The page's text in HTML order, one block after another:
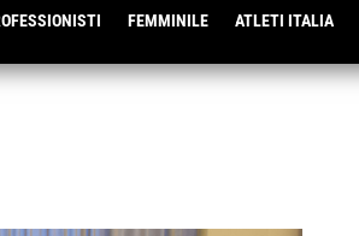
FEMMINILE ATLETI ITALIA